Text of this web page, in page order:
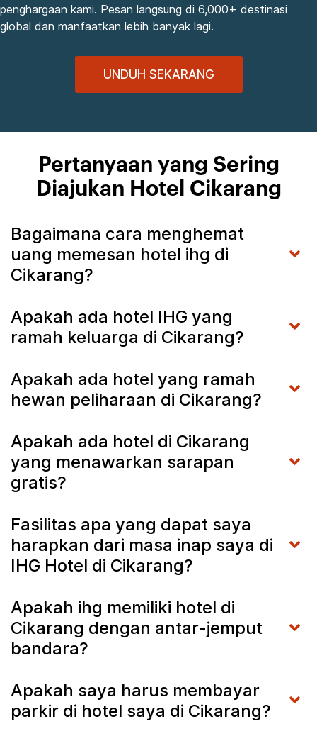
penghargaan kami. Pesan langsung di 6,000+ destinasi
global dan manfaatkan lebih banyak lagi.
UNDUH SEKARANG
Pertanyaan yang Sering
Diajukan Hotel Cikarang
Bagaimana cara menghemat
uang memesan hotel ihg di
Cikarang?
Apakah ada hotel IHG yang
ramah keluarga di Cikarang?
Apakah ada hotel yang ramah
hewan peliharaan di Cikarang?
Apakah ada hotel di Cikarang
yang menawarkan sarapan
gratis?
Fasilitas apa yang dapat saya
harapkan dari masa inap saya di
IHG Hotel di Cikarang?
Apakah ihg memiliki hotel di
Cikarang dengan antar-jemput
bandara?
Apakah saya harus membayar
parkir di hotel saya di Cikarang?